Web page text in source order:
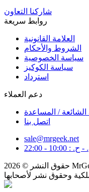
شاركنا التعاون
العلامة القانونية
الشروط والأحكام
سياسة الخصوصية
سياسة الكوكيز
استرداد
الشائعة / المساعدة
اتصل بنا
sale@mrgeek.net
: 10:00 - 22:00
حقوق النشر © 2026 MrGeek - الأسماء والعلامات التجارية المسجلة